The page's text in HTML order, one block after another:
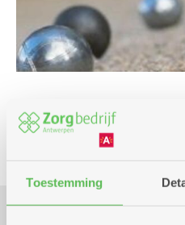
Toestemming
Spel